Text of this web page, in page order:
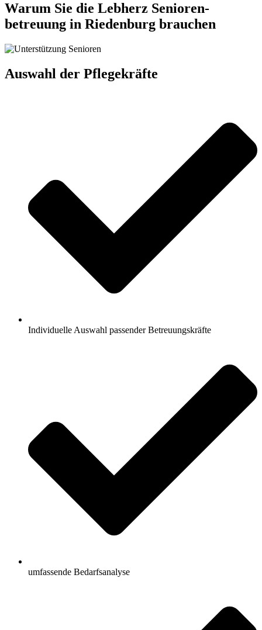
Warum Sie die Lebherz Senioren­
betreuung in Riedenburg brauchen
Auswahl der Pflegekräfte
Individuelle Auswahl passender Betreuungskräfte
umfassende Bedarfsanalyse